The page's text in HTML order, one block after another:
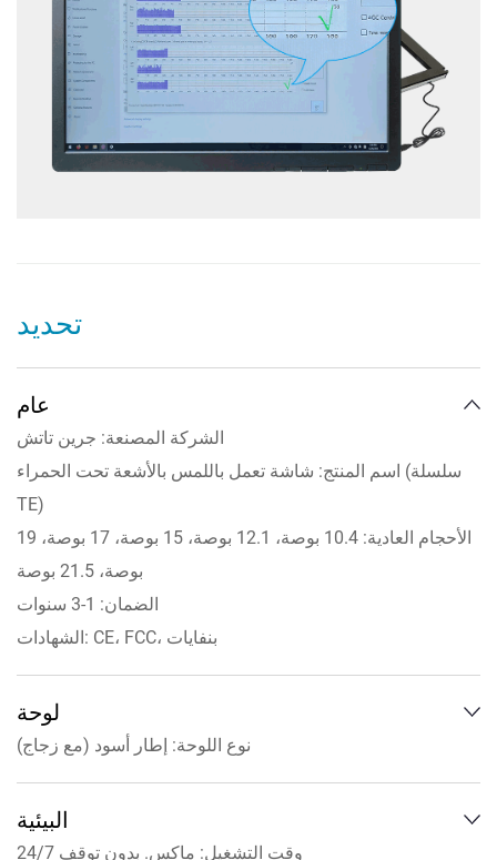
تحديد
عام
الشركة المصنعة: جرين تاتش
اسم المنتج: شاشة تعمل باللمس بالأشعة تحت الحمراء (سلسلة
TE)
الأحجام العادية: 10.4 بوصة، 12.1 بوصة، 15 بوصة، 17 بوصة، 19
بوصة، 21.5 بوصة
الضمان: 1-3 سنوات
الشهادات: CE، FCC، بنفايات
لوحة
نوع اللوحة: إطار أسود (مع زجاج)
المواد: إطار ألومنيوم أسود + زجاج
نسبة الارتفاع: 4:3,5:4,16:9
البيئية
وقت التشغيل: ماكس. بدون توقف 24/7